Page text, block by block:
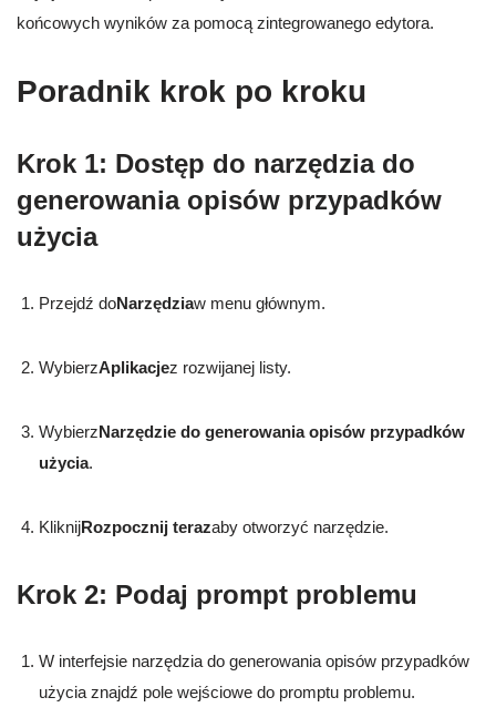
końcowych wyników za pomocą zintegrowanego edytora.
Poradnik krok po kroku
Krok 1: Dostęp do narzędzia do
generowania opisów przypadków
użycia
Przejdź doNarzędziaw menu głównym.
WybierzAplikacjez rozwijanej listy.
WybierzNarzędzie do generowania opisów przypadków
użycia.
KliknijRozpocznij terazaby otworzyć narzędzie.
Krok 2: Podaj prompt problemu
W interfejsie narzędzia do generowania opisów przypadków
użycia znajdź pole wejściowe do promptu problemu.